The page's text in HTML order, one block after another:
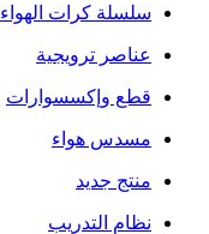
سلسلة كرات الهواء
عناصر ترويجية
قطع وإكسسوارات
مسدس هواء
منتج جديد
نظام التدريب